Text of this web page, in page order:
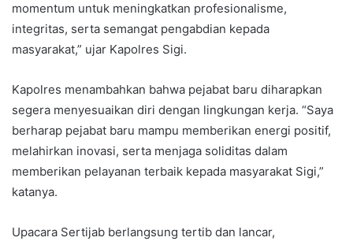
momentum untuk meningkatkan profesionalisme,
integritas, serta semangat pengabdian kepada
masyarakat,” ujar Kapolres Sigi.
Kapolres menambahkan bahwa pejabat baru diharapkan
segera menyesuaikan diri dengan lingkungan kerja. “Saya
berharap pejabat baru mampu memberikan energi positif,
melahirkan inovasi, serta menjaga soliditas dalam
memberikan pelayanan terbaik kepada masyarakat Sigi,”
katanya.
Upacara Sertijab berlangsung tertib dan lancar,